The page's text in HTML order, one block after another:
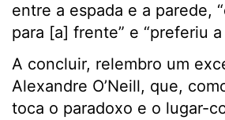
entre a espada e a parede,
para [a] frente” e “preferiu a
A concluir, relembro um
Alexandre O’Neill, que,
toca o paradoxo e o lugar-